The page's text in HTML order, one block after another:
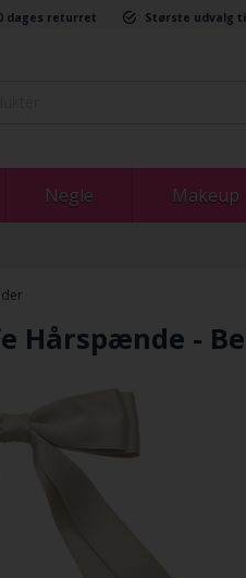
dages returret Største udvalg
Negle Makeup
Hårspænde -